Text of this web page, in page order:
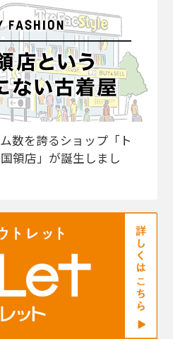
数を誇るショップ「ト
領店」が誕生しまし